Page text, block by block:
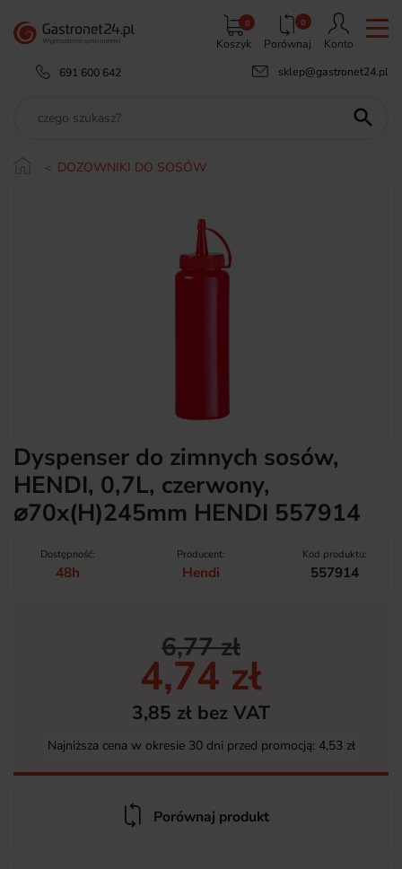
Koszyk
0 0
Porównaj
Konto
691 600 642
sklep@gastronet24.pl

DOZOWNIKI DO SOSÓW
Dyspenser do zimnych sosów,
HENDI, 0,7L, czerwony,
⌀70x(H)245mm HENDI 557914
Dostępność:
48h
Producent:
Hendi
Kod produktu:
557914
6,77 zł
4,74 zł
3,85 zł bez VAT
Najniższa cena w okresie 30 dni przed promocją: 4,53 zł
Porównaj produkt